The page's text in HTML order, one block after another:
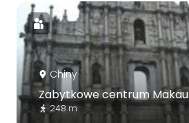
Chiny
Zabytkowe centrum Makau
248 m